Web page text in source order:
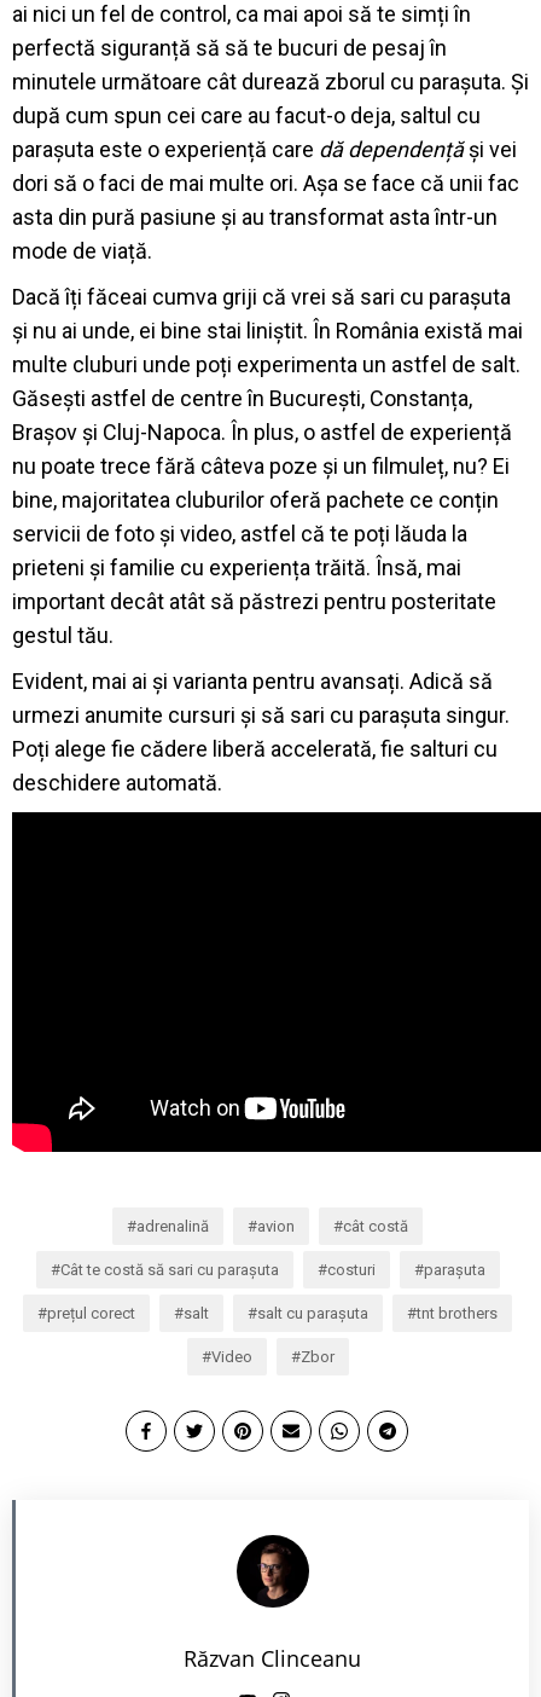
ai nici un fel de control, ca mai apoi să te simți în
perfectă siguranță să să te bucuri de pesaj în
minutele următoare cât durează zborul cu parașuta. Și
după cum spun cei care au facut-o deja, saltul cu
parașuta este o experiență care dă dependențăși vei
dori să o faci de mai multe ori. Așa se face că unii fac
asta din pură pasiune și au transformat asta într-un
mode de viață.
Dacă îți făceai cumva griji că vrei să sari cu parașuta
și nu ai unde, ei bine stai liniștit. În România există mai
multe cluburi unde poți experimenta un astfel de salt.
Găsești astfel de centre în București, Constanța,
Brașov și Cluj-Napoca. În plus, o astfel de experiență
nu poate trece fără câteva poze și un filmuleț, nu? Ei
bine, majoritatea cluburilor oferă pachete ce conțin
servicii de foto și video, astfel că te poți lăuda la
prieteni și familie cu experiența trăită. Însă, mai
important decât atât să păstrezi pentru posteritate
gestul tău.
Evident, mai ai și varianta pentru avansați. Adică să
urmezi anumite cursuri și să sari cu parașuta singur.
Poți alege fie cădere liberă accelerată, fie salturi cu
deschidere automată.
adrenalină avion cât costă
Cât te costă să sari cu parașuta costuri parașuta
prețul corect salt salt cu parașuta tnt brothers
Video Zbor
Răzvan Clinceanu